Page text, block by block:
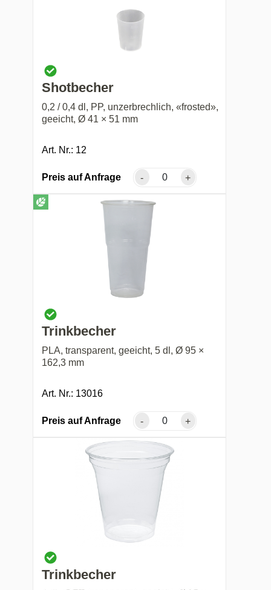
Shotbecher
0,2 / 0,4 dl, PP, unzerbrechlich, «frosted»,
geeicht, Ø 41 × 51 mm
Art. Nr.: 12
Preis auf Anfrage - +
Trinkbecher
PLA, transparent, geeicht, 5 dl, Ø 95 ×
162,3 mm
Art. Nr.: 13016
Preis auf Anfrage - +
Trinkbecher